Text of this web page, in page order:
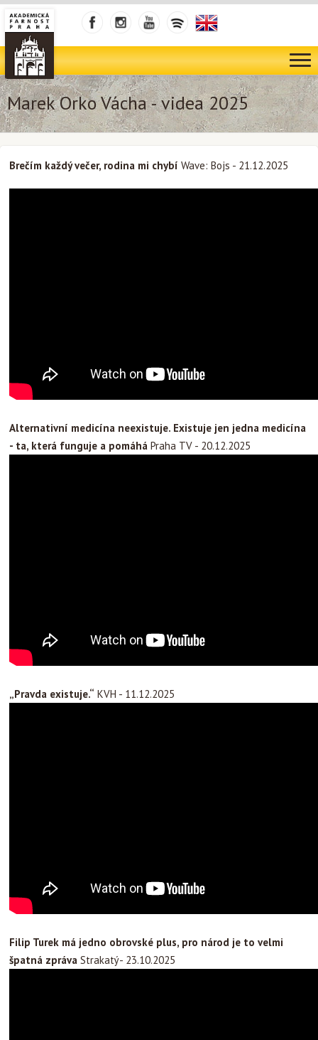
Marek Orko Vácha - videa 2025
Brečím každý večer, rodina mi chybí Wave: Bojs - 21.12.2025
Alternativní medicína neexistuje. Existuje jen jedna medicína
- ta, která funguje a pomáhá Praha TV - 20.12.2025
„Pravda existuje.“ KVH - 11.12.2025
Filip Turek má jedno obrovské plus, pro národ je to velmi
špatná zpráva Strakatý- 23.10.2025